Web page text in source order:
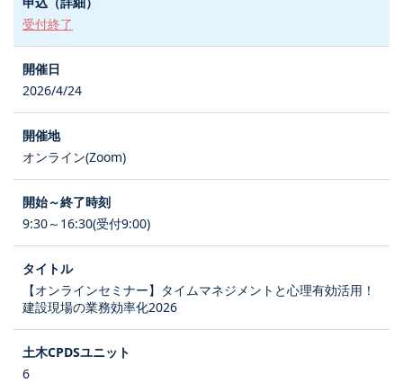
受付終了
2026/4/24
オンライン(Zoom)
9:30～16:30(受付9:00)
【オンラインセミナー】タイムマネジメントと心理有効活用！
建設現場の業務効率化2026
6